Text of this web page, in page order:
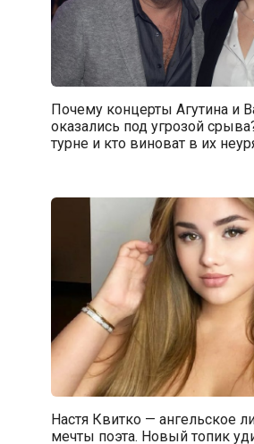
Почему концерты Агутина и
оказались под угрозой
турне и кто виноват в их
Настя Квитко — ангельское
мечты поэта. Новый топик